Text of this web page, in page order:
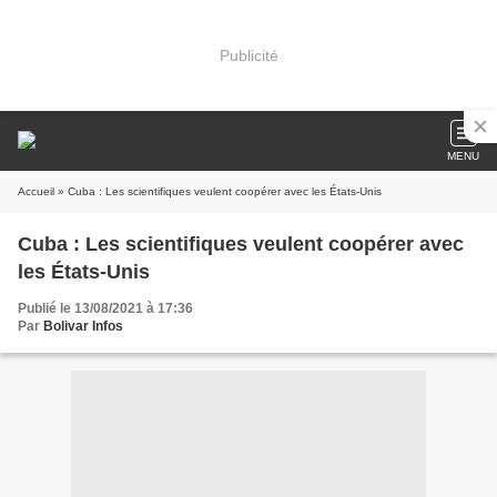
Publicité
MENU
Accueil » Cuba : Les scientifiques veulent coopérer avec les États-Unis
Cuba : Les scientifiques veulent coopérer avec
les États-Unis
Publié le 13/08/2021 à 17:36
Par Bolivar Infos